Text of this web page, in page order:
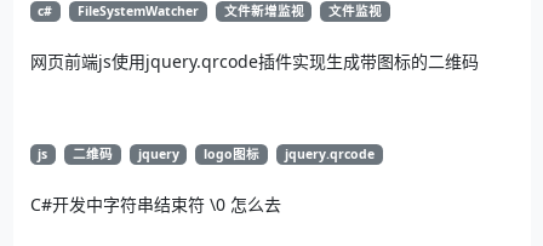
c# FileSystemWatcher 文件新增监视 文件监视
网页前端js使用jquery.qrcode插件实现生成带图标的二维码
js 二维码 jquery logo图标 jquery.qrcode
C#开发中字符串结束符 \0 怎么去